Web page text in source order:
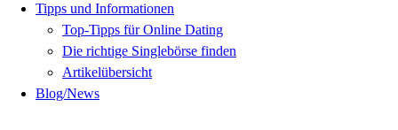
Tipps und Informationen
Top-Tipps für Online Dating
Die richtige Singlebörse finden
Artikelübersicht
Blog/News